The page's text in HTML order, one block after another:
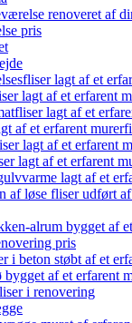
renoveret af
pris
lagt af et
lagt af et erfarent
lagt af et
af et erfarent
lagt af et erfarent
lagt af et erfarent
lagt af et
af løse fliser udført
alrum bygget af
pris
i beton støbt af et
af et erfarent
i renovering